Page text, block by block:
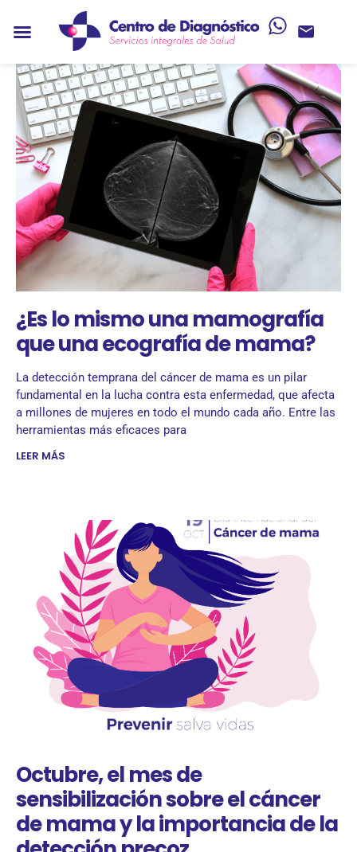
¿Es lo mismo una mamografía
que una ecografía de mama?
La detección temprana del cáncer de mama es un pilar
fundamental en la lucha contra esta enfermedad, que afecta
a millones de mujeres en todo el mundo cada año. Entre las
herramientas más eficaces para
LEER MÁS
Octubre, el mes de
sensibilización sobre el cáncer
de mama y la importancia de la